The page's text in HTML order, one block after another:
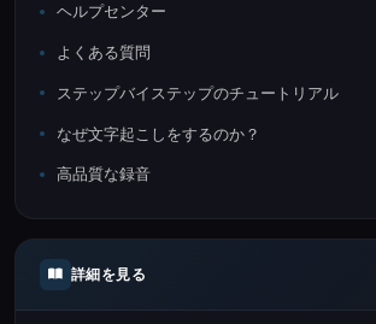
ヘルプセンター
よくある質問
ステップバイステップのチュートリアル
なぜ文字起こしをするのか？
高品質な録音
詳細を見る